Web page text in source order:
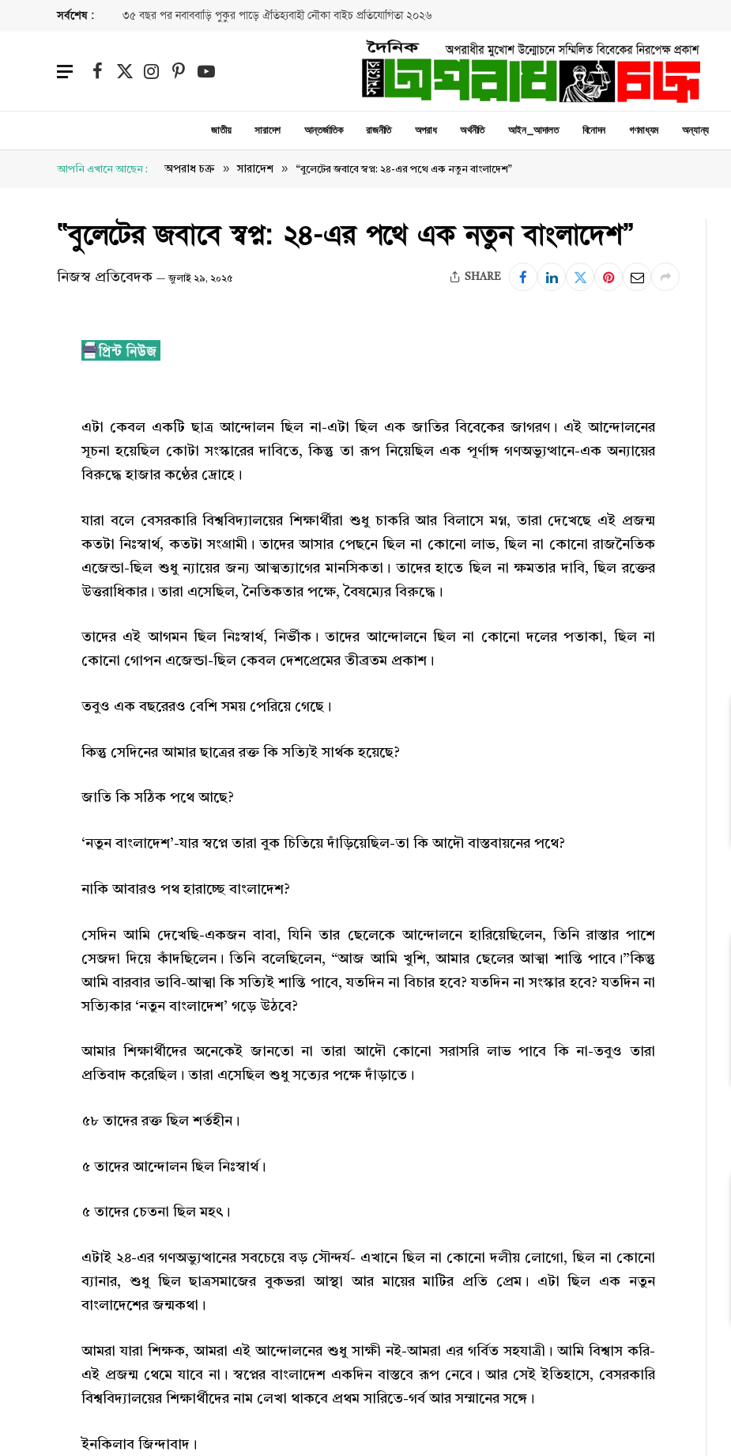
সর্বশেষ : ৩৫ বছর পর নবাববাড়ি পুকুর পাড়ে ঐতিহ্যবাহী নৌকা বাইচ প্রতিযোগিতা ২০২৬
Facebook
X
Instagram
PinterestYouTube
জাতীয় সারাদেশ আন্তর্জাতিক রাজনীতি অপরাধ অর্থনীতি আইন_আদালত বিনোদন গণমাধ্যম অন্যান্য
আপনি এখানে আছেন : অপরাধ চক্র » সারাদেশ » “বুলেটের জবাবে স্বপ্ন: ২৪-এর পথে এক নতুন বাংলাদেশ”
“বুলেটের জবাবে স্বপ্ন: ২৪-এর পথে এক নতুন বাংলাদেশ”
নিজস্ব প্রতিবেদক জুলাই ২৯, ২০২৫ SHARE
এটা কেবল একটি ছাত্র আন্দোলন ছিল না-এটা ছিল এক জাতির বিবেকের জাগরণ। এই আন্দোলনের
সূচনা হয়েছিল কোটা সংস্কারের দাবিতে, কিন্তু তা রূপ নিয়েছিল এক পূর্ণাঙ্গ গণঅভ্যুত্থানে-এক অন্যায়ের
বিরুদ্ধে হাজার কণ্ঠের দ্রোহে।
যারা বলে বেসরকারি বিশ্ববিদ্যালয়ের শিক্ষার্থীরা শুধু চাকরি আর বিলাসে মগ্ন, তারা দেখেছে এই প্রজন্ম
কতটা নিঃস্বার্থ, কতটা সংগ্রামী। তাদের আসার পেছনে ছিল না কোনো লাভ, ছিল না কোনো রাজনৈতিক
এজেন্ডা-ছিল শুধু ন্যায়ের জন্য আত্মত্যাগের মানসিকতা। তাদের হাতে ছিল না ক্ষমতার দাবি, ছিল রক্তের
উত্তরাধিকার। তারা এসেছিল, নৈতিকতার পক্ষে, বৈষম্যের বিরুদ্ধে।
তাদের এই আগমন ছিল নিঃস্বার্থ, নির্ভীক। তাদের আন্দোলনে ছিল না কোনো দলের পতাকা, ছিল না
কোনো গোপন এজেন্ডা-ছিল কেবল দেশপ্রেমের তীব্রতম প্রকাশ।
তবুও এক বছরেরও বেশি সময় পেরিয়ে গেছে।
কিন্তু সেদিনের আমার ছাত্রের রক্ত কি সত্যিই সার্থক হয়েছে?
জাতি কি সঠিক পথে আছে?
‘নতুন বাংলাদেশ’-যার স্বপ্নে তারা বুক চিতিয়ে দাঁড়িয়েছিল-তা কি আদৌ বাস্তবায়নের পথে?
নাকি আবারও পথ হারাচ্ছে বাংলাদেশ?
সেদিন আমি দেখেছি-একজন বাবা, যিনি তার ছেলেকে আন্দোলনে হারিয়েছিলেন, তিনি রাস্তার পাশে
সেজদা দিয়ে কাঁদছিলেন। তিনি বলেছিলেন, “আজ আমি খুশি, আমার ছেলের আত্মা শান্তি পাবে।”কিন্তু
আমি বারবার ভাবি-আত্মা কি সত্যিই শান্তি পাবে, যতদিন না বিচার হবে? যতদিন না সংস্কার হবে? যতদিন না
সত্যিকার ‘নতুন বাংলাদেশ’ গড়ে উঠবে?
আমার শিক্ষার্থীদের অনেকেই জানতো না তারা আদৌ কোনো সরাসরি লাভ পাবে কি না-তবুও তারা
প্রতিবাদ করেছিল। তারা এসেছিল শুধু সত্যের পক্ষে দাঁড়াতে।
৫৮ তাদের রক্ত ছিল শর্তহীন।
৫ তাদের আন্দোলন ছিল নিঃস্বার্থ।
৫ তাদের চেতনা ছিল মহৎ।
এটাই ২৪-এর গণঅভ্যুত্থানের সবচেয়ে বড় সৌন্দর্য- এখানে ছিল না কোনো দলীয় লোগো, ছিল না কোনো
ব্যানার, শুধু ছিল ছাত্রসমাজের বুকভরা আস্থা আর মায়ের মাটির প্রতি প্রেম। এটা ছিল এক নতুন
বাংলাদেশের জন্মকথা।
আমরা যারা শিক্ষক, আমরা এই আন্দোলনের শুধু সাক্ষী নই-আমরা এর গর্বিত সহযাত্রী। আমি বিশ্বাস করি-
এই প্রজন্ম থেমে যাবে না। স্বপ্নের বাংলাদেশ একদিন বাস্তবে রূপ নেবে। আর সেই ইতিহাসে, বেসরকারি
বিশ্ববিদ্যালয়ের শিক্ষার্থীদের নাম লেখা থাকবে প্রথম সারিতে-গর্ব আর সম্মানের সঙ্গে।
ইনকিলাব জিন্দাবাদ।